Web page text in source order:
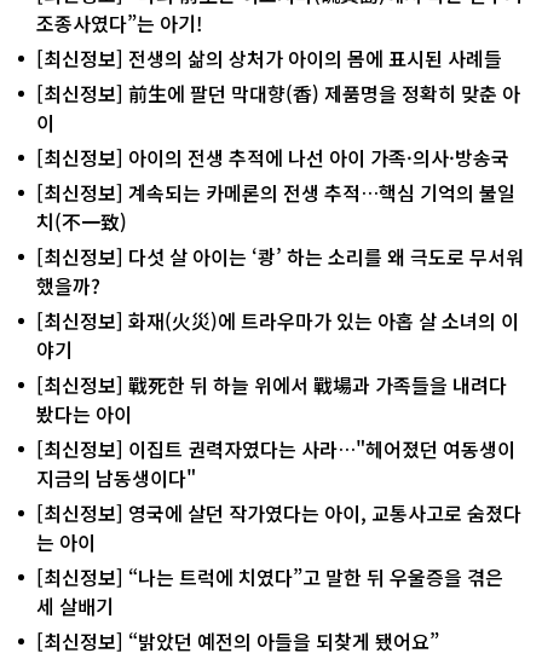
조종사였다”는 아기!
[최신정보] 전생의 삶의 상처가 아이의 몸에 표시된 사례들
[최신정보] 前生에 팔던 막대향(香) 제품명을 정확히 맞춘 아
이
[최신정보] 아이의 전생 추적에 나선 아이 가족·의사·방송국
[최신정보] 계속되는 카메론의 전생 추적…핵심 기억의 불일
치(不一致)
[최신정보] 다섯 살 아이는 ‘쾅’ 하는 소리를 왜 극도로 무서워
했을까?
[최신정보] 화재(火災)에 트라우마가 있는 아홉 살 소녀의 이
야기
[최신정보] 戰死한 뒤 하늘 위에서 戰場과 가족들을 내려다
봤다는 아이
[최신정보] 이집트 권력자였다는 사라…"헤어졌던 여동생이
지금의 남동생이다"
[최신정보] 영국에 살던 작가였다는 아이, 교통사고로 숨졌다
는 아이
[최신정보] “나는 트럭에 치였다”고 말한 뒤 우울증을 겪은
세 살배기
[최신정보] “밝았던 예전의 아들을 되찾게 됐어요”